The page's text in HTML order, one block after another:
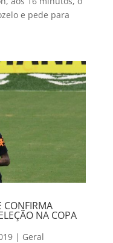
e pede para
CONFIRMA
NA COPA
| Geral